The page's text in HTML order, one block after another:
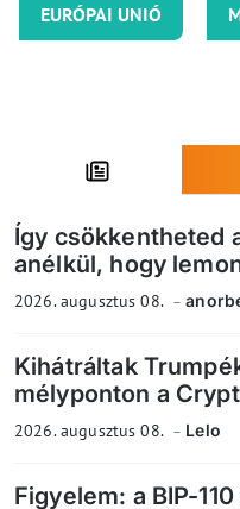
EURÓPAI UNIÓ
Így csökkentheted
anélkül, hogy
2026. augusztus 08.
Kihátráltak
mélyponton a
2026. augusztus 08. Lelo
Figyelem: a BIP-